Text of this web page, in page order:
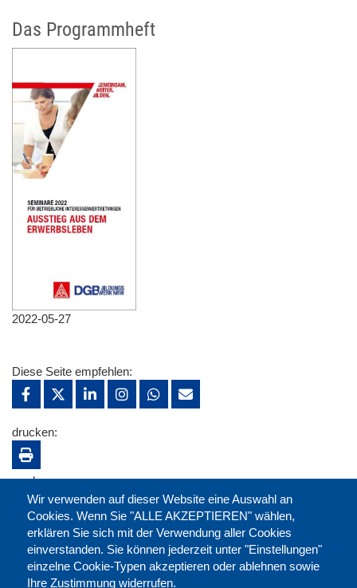
Das Programmheft
2022-05-27
Wir verwenden auf dieser Website eine Auswahl an
Cookies. Wenn Sie "ALLE AKZEPTIEREN" wählen,
erklären Sie sich mit der Verwendung aller Cookies
einverstanden. Sie können jederzeit unter "Einstellungen"
einzelne Cookie-Typen akzeptieren oder ablehnen sowie
Ihre Zustimmung widerrufen.
Diese Seite empfehlen:
drucken:
merken: